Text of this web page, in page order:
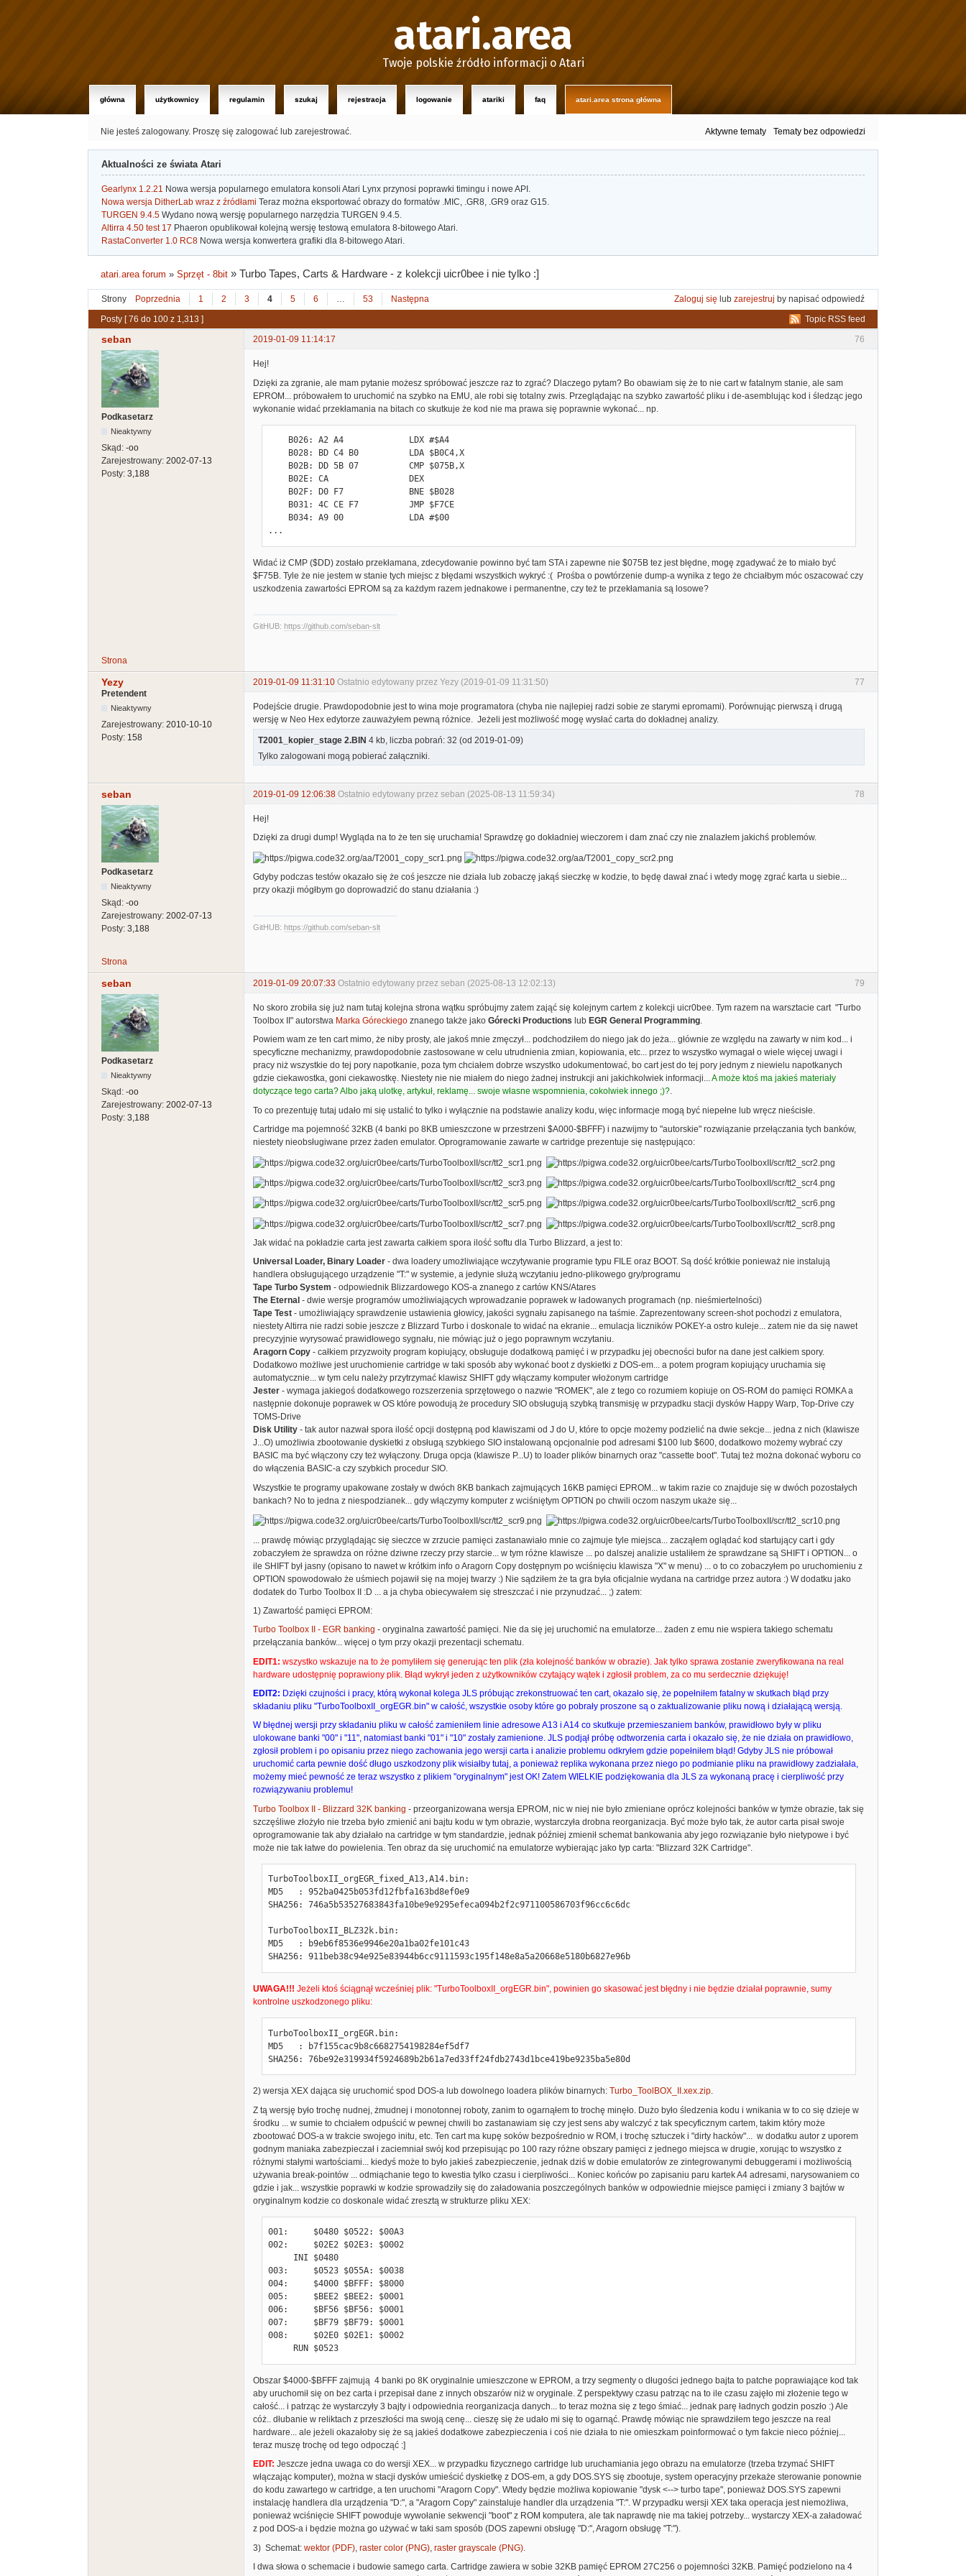
atari.area
Twoje polskie źródło informacji o Atari
główna użytkownicy regulamin szukaj rejestracja logowanie atariki faq atari.area strona główna
Nie jesteś zalogowany. Proszę się zalogować lub zarejestrować. Aktywne tematy Tematy bez odpowiedzi
Aktualności ze świata Atari
Gearlynx 1.2.21 Nowa wersja popularnego emulatora konsoli Atari Lynx przynosi poprawki timingu i nowe API.
Nowa wersja DitherLab wraz z źródłami Teraz można eksportować obrazy do formatów .MIC, .GR8, .GR9 oraz G15.
TURGEN 9.4.5 Wydano nową wersję popularnego narzędzia TURGEN 9.4.5.
Altirra 4.50 test 17 Phaeron opublikował kolejną wersję testową emulatora 8-bitowego Atari.
RastaConverter 1.0 RC8 Nowa wersja konwertera grafiki dla 8-bitowego Atari.
atari.area forum »Sprzęt - 8bit »Turbo Tapes, Carts & Hardware - z kolekcji uicr0bee i nie tylko :]
Strony Poprzednia 1 2 3 4 5 6 … 53 Następna Zaloguj się lub zarejestruj by napisać odpowiedź
Topic RSS feed
Posty [ 76 do 100 z 1,313 ]
76
seban 2019-01-09 11:14:17
Podkasetarz
Nieaktywny
Skąd: -oo
Zarejestrowany: 2002-07-13
Posty: 3,188
Hej!
Dzięki za zgranie, ale mam pytanie możesz spróbować jeszcze raz to zgrać? Dlaczego pytam? Bo obawiam się że to nie cart w fatalnym stanie, ale sam
EPROM... próbowałem to uruchomić na szybko na EMU, ale robi się totalny zwis. Przeglądając na szybko zawartość pliku i de-asemblując kod i śledząc jego
wykonanie widać przekłamania na bitach co skutkuje że kod nie ma prawa się poprawnie wykonać... np.
...
Widać iż CMP ($DD) zostało przekłamana, zdecydowanie powinno być tam STA i zapewne nie $075B tez jest błędne, mogę zgadywać że to miało być
$F75B. Tyle że nie jestem w stanie tych miejsc z błędami wszystkich wykryć :( Prośba o powtórzenie dump-a wynika z tego że chciałbym móc oszacować czy
uszkodzenia zawartości EPROM są za każdym razem jednakowe i permanentne, czy też te przekłamania są losowe?
GitHUB: https://github.com/seban-slt
Strona
77
Yezy 2019-01-09 11:31:10 Ostatnio edytowany przez Yezy (2019-01-09 11:31:50)
Pretendent
Nieaktywny
Zarejestrowany: 2010-10-10
Posty: 158
Podejście drugie. Prawdopodobnie jest to wina moje programatora (chyba nie najlepiej radzi sobie ze starymi epromami). Porównując pierwszą i drugą
wersję w Neo Hex edytorze zauważyłem pewną różnice. Jeżeli jest możliwość mogę wysłać carta do dokładnej analizy.
T2001_kopier_stage 2.BIN 4 kb, liczba pobrań: 32 (od 2019-01-09)
Tylko zalogowani mogą pobierać załączniki.
78
seban 2019-01-09 12:06:38 Ostatnio edytowany przez seban (2025-08-13 11:59:34)
Podkasetarz
Nieaktywny
Skąd: -oo
Zarejestrowany: 2002-07-13
Posty: 3,188
Hej!
Dzięki za drugi dump! Wygląda na to że ten się uruchamia! Sprawdzę go dokładniej wieczorem i dam znać czy nie znalazłem jakichś problemów.
Gdyby podczas testów okazało się że coś jeszcze nie działa lub zobaczę jakąś sieczkę w kodzie, to będę dawał znać i wtedy mogę zgrać karta u siebie...
przy okazji mógłbym go doprowadzić do stanu działania :)
GitHUB: https://github.com/seban-slt
Strona
79
seban 2019-01-09 20:07:33 Ostatnio edytowany przez seban (2025-08-13 12:02:13)
Podkasetarz
Nieaktywny
Skąd: -oo
Zarejestrowany: 2002-07-13
Posty: 3,188
No skoro zrobiła się już nam tutaj kolejna strona wątku spróbujmy zatem zająć się kolejnym cartem z kolekcji uicr0bee. Tym razem na warsztacie cart "Turbo
Toolbox II" autorstwa Marka Góreckiego znanego także jako Górecki Productions lub EGR General Programming.
Powiem wam ze ten cart mimo, że niby prosty, ale jakoś mnie zmęczył... podchodziłem do niego jak do jeża... głównie ze względu na zawarty w nim kod... i
specyficzne mechanizmy, prawdopodobnie zastosowane w celu utrudnienia zmian, kopiowania, etc... przez to wszystko wymagał o wiele więcej uwagi i
pracy niż wszystkie do tej pory napotkanie, poza tym chciałem dobrze wszystko udokumentować, bo cart jest do tej pory jednym z niewielu napotkanych
gdzie ciekawostka, goni ciekawostkę. Niestety nie nie miałem do niego żadnej instrukcji ani jakichkolwiek informacji...A może ktoś ma jakieś materiały
dotyczące tego carta? Albo jaką ulotkę, artykuł, reklamę... swoje własne wspomnienia, cokolwiek innego ;)?.
To co prezentuję tutaj udało mi się ustalić to tylko i wyłącznie na podstawie analizy kodu, więc informacje mogą być niepełne lub wręcz nieścisłe.
Cartridge ma pojemność 32KB (4 banki po 8KB umieszczone w przestrzeni $A000-$BFFF) i nazwijmy to "autorskie" rozwiązanie przełączania tych banków,
niestety nieobsługiwane przez żaden emulator. Oprogramowanie zawarte w cartridge prezentuje się następująco:
Jak widać na pokładzie carta jest zawarta całkiem spora ilość softu dla Turbo Blizzard, a jest to:
Universal Loader, Binary Loader - dwa loadery umożliwiające wczytywanie programie typu FILE oraz BOOT. Są dość krótkie ponieważ nie instalują
handlera obsługującego urządzenie "T:" w systemie, a jedynie służą wczytaniu jedno-plikowego gry/programu
Tape Turbo System - odpowiednik Blizzardowego KOS-a znanego z cartów KNS/Atares
The Eternal - dwie wersje programów umożliwiających wprowadzanie poprawek w ładowanych programach (np. nieśmiertelności)
Tape Test - umożliwiający sprawdzenie ustawienia głowicy, jakości sygnału zapisanego na taśmie. Zaprezentowany screen-shot pochodzi z emulatora,
niestety Altirra nie radzi sobie jeszcze z Blizzard Turbo i doskonale to widać na ekranie... emulacja liczników POKEY-a ostro kuleje... zatem nie da się nawet
precyzyjnie wyrysować prawidłowego sygnału, nie mówiąc już o jego poprawnym wczytaniu.
Aragorn Copy - całkiem przyzwoity program kopiujący, obsługuje dodatkową pamięć i w przypadku jej obecności bufor na dane jest całkiem spory.
Dodatkowo możliwe jest uruchomienie cartridge w taki sposób aby wykonać boot z dyskietki z DOS-em... a potem program kopiujący uruchamia się
automatycznie... w tym celu należy przytrzymać klawisz SHIFT gdy włączamy komputer włożonym cartridge
Jester - wymaga jakiegoś dodatkowego rozszerzenia sprzętowego o nazwie "ROMEK", ale z tego co rozumiem kopiuje on OS-ROM do pamięci ROMKA a
następnie dokonuje poprawek w OS które powodują że procedury SIO obsługują szybką transmisję w przypadku stacji dysków Happy Warp, Top-Drive czy
TOMS-Drive
Disk Utility - tak autor nazwał spora ilość opcji dostępną pod klawiszami od J do U, które to opcje możemy podzielić na dwie sekcje... jedna z nich (klawisze
J...O) umożliwia zbootowanie dyskietki z obsługą szybkiego SIO instalowaną opcjonalnie pod adresami $100 lub $600, dodatkowo możemy wybrać czy
BASIC ma być włączony czy też wyłączony. Druga opcja (klawisze P...U) to loader plików binarnych oraz "cassette boot". Tutaj też można dokonać wyboru co
do włączenia BASIC-a czy szybkich procedur SIO.
Wszystkie te programy upakowane zostały w dwóch 8KB bankach zajmujących 16KB pamięci EPROM... w takim razie co znajduje się w dwóch pozostałych
bankach? No to jedna z niespodzianek... gdy włączymy komputer z wciśniętym OPTION po chwili oczom naszym ukaże się...
... prawdę mówiąc przyglądając się sieczce w zrzucie pamięci zastanawiało mnie co zajmuje tyle miejsca... zacząłem oglądać kod startujący cart i gdy
zobaczyłem że sprawdza on różne dziwne rzeczy przy starcie... w tym różne klawisze ... po dalszej analizie ustaliłem że sprawdzane są SHIFT i OPTION... o
ile SHIFT był jasny (opisano to nawet w krótkim info o Aragorn Copy dostępnym po wciśnięciu klawisza "X" w menu) ... o to co zobaczyłem po uruchomieniu z
OPTION spowodowało że uśmiech pojawił się na mojej twarzy :) Nie sądziłem że ta gra była oficjalnie wydana na cartridge przez autora :) W dodatku jako
dodatek do Turbo Toolbox II :D ... a ja chyba obiecywałem się streszczać i nie przynudzać... ;) zatem:
1) Zawartość pamięci EPROM:
Turbo Toolbox II - EGR banking - oryginalna zawartość pamięci. Nie da się jej uruchomić na emulatorze... żaden z emu nie wspiera takiego schematu
przełączania banków... więcej o tym przy okazji prezentacji schematu.
EDIT1: wszystko wskazuje na to że pomyliłem się generując ten plik (zła kolejność banków w obrazie). Jak tylko sprawa zostanie zweryfikowana na real
hardware udostępnię poprawiony plik. Błąd wykrył jeden z użytkowników czytający wątek i zgłosił problem, za co mu serdecznie dziękuję!
EDIT2: Dzięki czujności i pracy, którą wykonał kolega JLS próbując zrekonstruować ten cart, okazało się, że popełniłem fatalny w skutkach błąd przy
składaniu pliku "TurboToolboxII_orgEGR.bin" w całość, wszystkie osoby które go pobrały proszone są o zaktualizowanie pliku nową i działającą wersją.
W błędnej wersji przy składaniu pliku w całość zamieniłem linie adresowe A13 i A14 co skutkuje przemieszaniem banków, prawidłowo były w pliku
ulokowane banki "00" i "11", natomiast banki "01" i "10" zostały zamienione. JLS podjął próbę odtworzenia carta i okazało się, że nie działa on prawidłowo,
zgłosił problem i po opisaniu przez niego zachowania jego wersji carta i analizie problemu odkryłem gdzie popełniłem błąd! Gdyby JLS nie próbował
uruchomić carta pewnie dość długo uszkodzony plik wisiałby tutaj, a ponieważ replika wykonana przez niego po podmianie pliku na prawidłowy zadziałała,
możemy mieć pewność ze teraz wszystko z plikiem "oryginalnym" jest OK! Zatem WIELKIE podziękowania dla JLS za wykonaną pracę i cierpliwość przy
rozwiązywaniu problemu!
Turbo Toolbox II - Blizzard 32K banking - przeorganizowana wersja EPROM, nic w niej nie było zmieniane oprócz kolejności banków w tymże obrazie, tak się
szczęśliwe złożyło nie trzeba było zmienić ani bajtu kodu w tym obrazie, wystarczyła drobna reorganizacja. Być może było tak, że autor carta pisał swoje
oprogramowanie tak aby działało na cartridge w tym standardzie, jednak później zmienił schemat bankowania aby jego rozwiązanie było nietypowe i być
może nie tak łatwe do powielenia. Ten obraz da się uruchomić na emulatorze wybierając jako typ carta: "Blizzard 32K Cartridge".
TurboToolboxII_orgEGR_fixed_A13,A14.bin:
MD5   : 952ba0425b053fd12fbfa163bd8ef0e9
SHA256: 746a5b53527683843fa10be9e9295efeca094b2f2c971100586703f96cc6c6dc
TurboToolboxII_BLZ32k.bin:
MD5   : b9eb6f8536e9946e20a1ba02fe101c43
SHA256: 911beb38c94e925e83944b6cc9111593c195f148e8a5a20668e5180b6827e96b
UWAGA!!! Jeżeli ktoś ściągnął wcześniej plik: "TurboToolboxII_orgEGR.bin", powinien go skasować jest błędny i nie będzie działał poprawnie, sumy
kontrolne uszkodzonego pliku:
TurboToolboxII_orgEGR.bin:
MD5   : b7f155cac9b8c6682754198284ef5df7
SHA256: 76be92e319934f5924689b2b61a7ed33ff24fdb2743d1bce419be9235ba5e80d
2) wersja XEX dająca się uruchomić spod DOS-a lub dowolnego loadera plików binarnych: Turbo_ToolBOX_II.xex.zip.
Z tą wersję było trochę nudnej, żmudnej i monotonnej roboty, zanim to ogarnąłem to trochę minęło. Dużo było śledzenia kodu i wnikania w to co się dzieje w
środku ... w sumie to chciałem odpuścić w pewnej chwili bo zastanawiam się czy jest sens aby walczyć z tak specyficznym cartem, takim który może
zbootować DOS-a w trakcie swojego initu, etc. Ten cart ma kupę soków bezpośrednio w ROM, i trochę sztuczek i "dirty hacków"... w dodatku autor z uporem
godnym maniaka zabezpieczał i zaciemniał swój kod przepisując po 100 razy różne obszary pamięci z jednego miejsca w drugie, xorując to wszystko z
różnymi stałymi wartościami... kiedyś może to było jakieś zabezpieczenie, jednak dziś w dobie emulatorów ze zintegrowanymi debuggerami i możliwością
używania break-pointów ... odmiąchanie tego to kwestia tylko czasu i cierpliwości... Koniec końców po zapisaniu paru kartek A4 adresami, narysowaniem co
gdzie i jak... wszystkie poprawki w kodzie sprowadziły się do załadowania poszczególnych banków w odpowiednie miejsce pamięci i zmiany 3 bajtów w
oryginalnym kodzie co doskonale widać zresztą w strukturze pliku XEX:
001:     $0480 $0522: $00A3
002:     $02E2 $02E3: $0002
003:     $0523 $055A: $0038
004:     $4000 $BFFF: $8000
005:     $BEE2 $BEE2: $0001
006:     $BF56 $BF56: $0001
007:     $BF79 $BF79: $0001
008:     $02E0 $02E1: $0002
     RUN $0523
Obszar $4000-$BFFF zajmują 4 banki po 8K oryginalnie umieszczone w EPROM, a trzy segmenty o długości jednego bajta to patche poprawiające kod tak
aby uruchomił się on bez carta i przepisał dane z innych obszarów niż w oryginale. Z perspektywy czasu patrząc na to ile czasu zajęło mi złożenie tego w
całość... i patrząc że wystarczyły 3 bajty i odpowiednia reorganizacja danych... to teraz można się z tego śmiać... jednak parę ładnych godzin poszło :) Ale
cóż.. dłubanie w reliktach z przeszłości ma swoją cenę... cieszę się że udało mi się to ogarnąć. Prawdę mówiąc nie sprawdziłem tego jeszcze na real
hardware... ale jeżeli okazałoby się że są jakieś dodatkowe zabezpieczenia i coś nie działa to nie omieszkam poinformować o tym fakcie nieco później...
teraz muszę trochę od tego odpocząć :]
EDIT: Jeszcze jedna uwaga co do wersji XEX... w przypadku fizycznego cartridge lub uruchamiania jego obrazu na emulatorze (trzeba trzymać SHIFT
włączając komputer), można w stacji dysków umieścić dyskietkę z DOS-em, a gdy DOS.SYS się zbootuje, system operacyjny przekaże sterowanie ponownie
do kodu zawartego w cartridge, a ten uruchomi "Aragorn Copy". Wtedy będzie możliwa kopiowanie "dysk <--> turbo tape", ponieważ DOS.SYS zapewni
instalację handlera dla urządzenia "D:", a "Aragorn Copy" zainstaluje handler dla urządzenia "T:". W przypadku wersji XEX taka operacja jest niemożliwa,
ponieważ wciśnięcie SHIFT powoduje wywołanie sekwencji "boot" z ROM komputera, ale tak naprawdę nie ma takiej potrzeby... wystarczy XEX-a załadować
z pod DOS-a i będzie można go używać w taki sam sposób (DOS zapewni obsługę "D:", Aragorn obsługę "T:").
3) Schemat: wektor (PDF) raster color (PNG) raster grayscale (PNG)
I dwa słowa o schemacie i budowie samego carta. Cartridge zawiera w sobie 32KB pamięć EPROM 27C256 o pojemności 32KB. Pamięć podzielono na 4